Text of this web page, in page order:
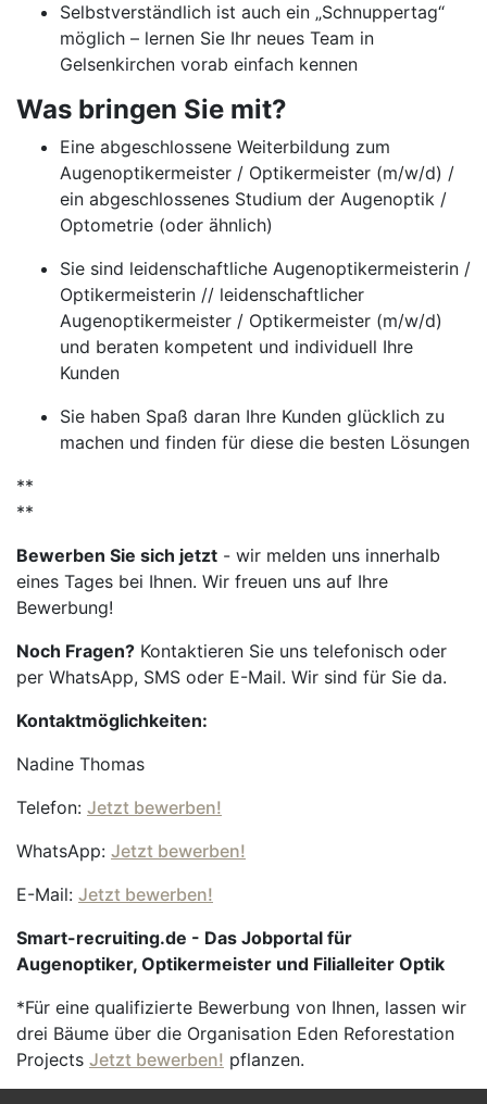
Selbstverständlich ist auch ein „Schnuppertag“
möglich – lernen Sie Ihr neues Team in
Gelsenkirchen vorab einfach kennen
Was bringen Sie mit?
Eine abgeschlossene Weiterbildung zum
Augenoptikermeister / Optikermeister (m/w/d) /
ein abgeschlossenes Studium der Augenoptik /
Optometrie (oder ähnlich)
Sie sind leidenschaftliche Augenoptikermeisterin /
Optikermeisterin // leidenschaftlicher
Augenoptikermeister / Optikermeister (m/w/d)
und beraten kompetent und individuell Ihre
Kunden
Sie haben Spaß daran Ihre Kunden glücklich zu
machen und finden für diese die besten Lösungen
**
**
Bewerben Sie sich jetzt - wir melden uns innerhalb
eines Tages bei Ihnen. Wir freuen uns auf Ihre
Bewerbung!
Noch Fragen? Kontaktieren Sie uns telefonisch oder
per WhatsApp, SMS oder E-Mail. Wir sind für Sie da.
Kontaktmöglichkeiten:
Nadine Thomas
Telefon: Jetzt bewerben!
WhatsApp: Jetzt bewerben!
E-Mail: Jetzt bewerben!
Smart-recruiting.de - Das Jobportal für
Augenoptiker, Optikermeister und Filialleiter Optik
*Für eine qualifizierte Bewerbung von Ihnen, lassen wir
drei Bäume über die Organisation Eden Reforestation
Projects Jetzt bewerben! pflanzen.